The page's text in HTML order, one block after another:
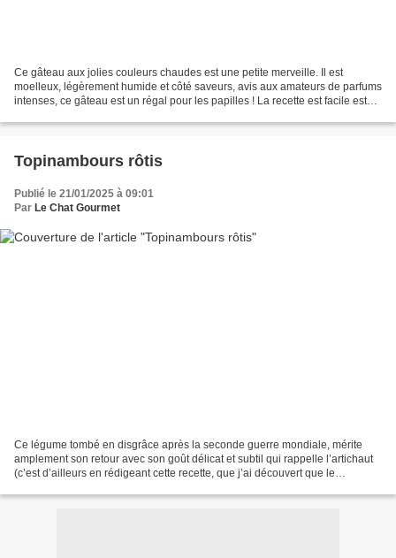
Ce gâteau aux jolies couleurs chaudes est une petite merveille. Il est
moelleux, légèrement humide et côté saveurs, avis aux amateurs de parfums
intenses, ce gâteau est un régal pour les papilles ! La recette est facile est
Topinambours rôtis
Publié le 21/01/2025 à 09:01
Par Le Chat Gourmet
Ce légume tombé en disgrâce après la seconde guerre mondiale, mérite
amplement son retour avec son goût délicat et subtil qui rappelle l’artichaut
(c’est d’ailleurs en rédigeant cette recette, que j’ai découvert que le